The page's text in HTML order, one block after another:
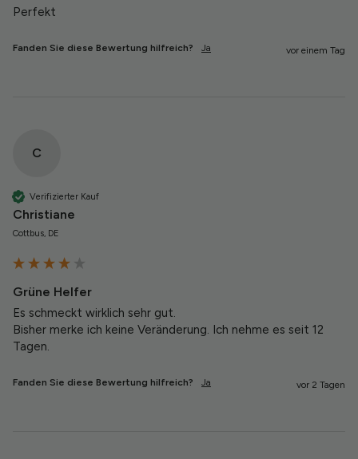
Perfekt
Fanden Sie diese Bewertung hilfreich? Ja vor einem Tag
C
Verifizierter Kauf
Christiane
Cottbus, DE
Grüne Helfer
Es schmeckt wirklich sehr gut.
Bisher merke ich keine Veränderung. Ich nehme es seit 12
Tagen.
Fanden Sie diese Bewertung hilfreich? Ja vor 2 Tagen